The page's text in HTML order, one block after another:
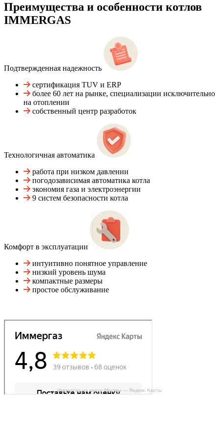
Преимущества и особенности котлов
IMMERGAS
Подтвержденная надежность
сертификация TUV и ERP
более 60 лет на рынке, специализации исключительно
на отоплении
собственный центр разработок
Технологичная автоматика
работа при низком давлении
погодозависимая автоматика котла
экономия газа и электроэнергии
9 систем безопасности котла
Комфорт в эксплуатации
интуитивно понятное управление
низкий уровень шума
компактные размеры
простое обслуживание
Иммергаз на карте Москвы — Яндекс Карты